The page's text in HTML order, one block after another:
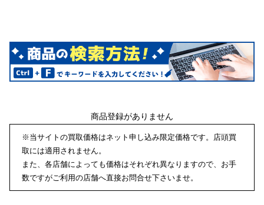
商品登録がありません
※当サイトの買取価格はネット申し込み限定価格です。店頭買
取には適用されません。
また、各店舗によっても価格はそれぞれ異なりますので、お手
数ですがご利用の店舗へ直接お問合せ下さいませ。